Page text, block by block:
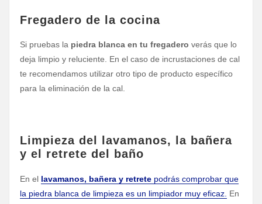
Fregadero de la cocina
Si pruebas la piedra blanca en tu fregadero verás que lo
deja limpio y reluciente. En el caso de incrustaciones de cal
te recomendamos utilizar otro tipo de producto específico
para la eliminación de la cal.
Limpieza del lavamanos, la bañera
y el retrete del baño
En el lavamanos, bañera y retrete podrás comprobar que
la piedra blanca de limpieza es un limpiador muy eficaz. En